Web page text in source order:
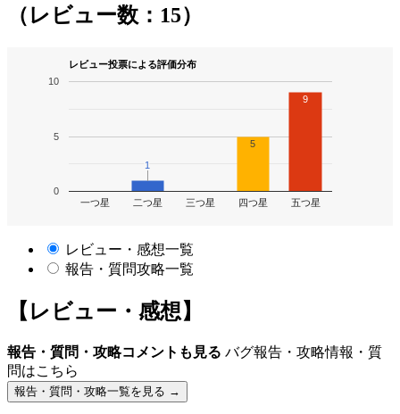
（レビュー数：15）
レビュー投票による評価分布
一つ星 二つ星 三つ星 四つ星 五つ星
0
5
10
11
5
9
レビュー・感想一覧
報告・質問攻略一覧
【レビュー・感想】
報告・質問・攻略コメントも見る バグ報告・攻略情報・質
問はこちら
報告・質問・攻略一覧を見る →